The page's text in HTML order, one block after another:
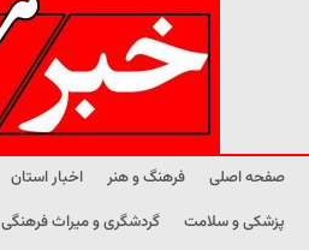
صفحه اصلی فرهنگ و هنر اخبار استان
پزشکی و سلامت
گردشگری و میراث فرهنگی